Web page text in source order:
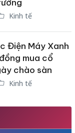
Kinh tế
Điện Máy Xanh
mua cổ
chào sàn
Kinh tế